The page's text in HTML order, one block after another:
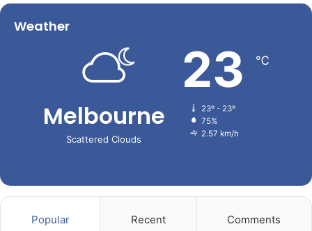
Weather
Melbourne
Scattered Clouds
23 ℃
23º - 23º
75%
2.57 km/h
Popular Recent Comments